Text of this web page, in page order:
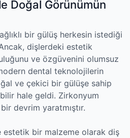
Doğal Görünümün
bir gülüş herkesin istediği
dişlerdeki estetik
ve özgüvenini olumsuz
dental teknolojilerin
ve çekici bir gülüşe sahip
hale geldi. Zirkonyum
devrim yaratmıştır.
estetik bir malzeme olarak diş